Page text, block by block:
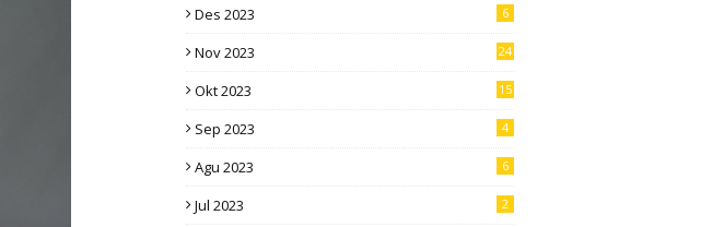
Des 2023 6
Nov 2023 24
Okt 2023 15
Sep 2023 4
Agu 2023 6
Jul 2023 2